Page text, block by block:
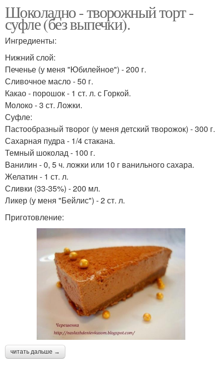
Шоколадно - творожный торт -
суфле (без выпечки).
Ингредиенты:
Нижний слой:
Печенье (у меня "Юбилейное") - 200 г.
Сливочное масло - 50 г.
Какао - порошок - 1 ст. л. с Горкой.
Молоко - 3 ст. Ложки.
Суфле:
Пастообразный творог (у меня детский творожок) - 300 г.
Сахарная пудра - 1/4 стакана.
Темный шоколад - 100 г.
Ванилин - 0, 5 ч. ложки или 10 г ванильного сахара.
Желатин - 1 ст. л.
Сливки (33-35%) - 200 мл.
Ликер (у меня "Бейлис") - 2 ст. л.
Приготовление:
читать дальше →